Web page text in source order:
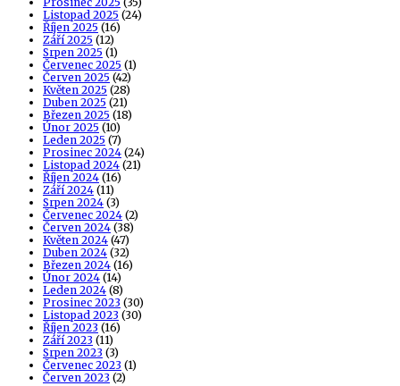
Listopad 2025 (24)
Říjen 2025 (16)
Září 2025 (12)
Srpen 2025 (1)
Červenec 2025 (1)
Červen 2025 (42)
Květen 2025 (28)
Duben 2025 (21)
Březen 2025 (18)
Únor 2025 (10)
Leden 2025 (7)
Prosinec 2024 (24)
Listopad 2024 (21)
Říjen 2024 (16)
Září 2024 (11)
Srpen 2024 (3)
Červenec 2024 (2)
Červen 2024 (38)
Květen 2024 (47)
Duben 2024 (32)
Březen 2024 (16)
Únor 2024 (14)
Leden 2024 (8)
Prosinec 2023 (30)
Listopad 2023 (30)
Říjen 2023 (16)
Září 2023 (11)
Srpen 2023 (3)
Červenec 2023 (1)
Červen 2023 (2)